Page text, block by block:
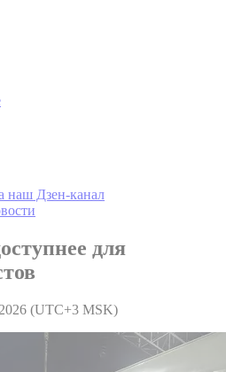
наш Дзен-канал
для
(UTC+3 MSK)